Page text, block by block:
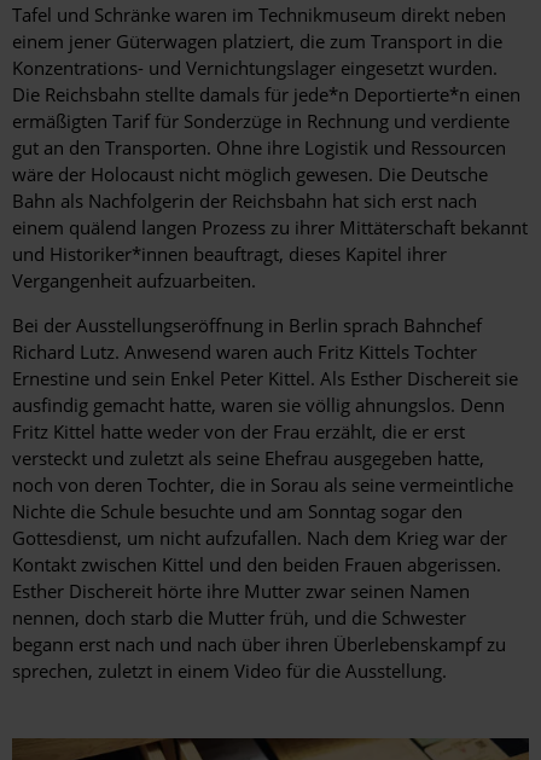
Tafel und Schränke waren im Technikmuseum direkt neben
einem jener Güterwagen platziert, die zum Transport in die
Konzentrations- und Vernichtungslager eingesetzt wurden.
Die Reichsbahn stellte damals für jede*n Deportierte*n einen
ermäßigten Tarif für Sonderzüge in Rechnung und verdiente
gut an den Transporten. Ohne ihre Logistik und Ressourcen
wäre der Holocaust nicht möglich gewesen. Die Deutsche
Bahn als Nachfolgerin der Reichsbahn hat sich erst nach
einem quälend langen Prozess zu ihrer Mittäterschaft bekannt
und Historiker*innen beauftragt, dieses Kapitel ihrer
Vergangenheit aufzuarbeiten.
Bei der Ausstellungseröffnung in ­Berlin sprach Bahnchef
Richard Lutz. Anwesend waren auch Fritz Kittels Tochter
Ernestine und sein Enkel Peter Kittel. Als Esther Dischereit sie
ausfindig gemacht hatte, waren sie völlig ahnungslos. Denn
Fritz Kittel hatte weder von der Frau erzählt, die er erst
versteckt und zuletzt als seine Ehefrau ausgegeben hatte,
noch von deren Tochter, die in Sorau als seine vermeintliche
Nichte die Schule besuchte und am Sonntag sogar den
Gottesdienst, um nicht aufzufallen. Nach dem Krieg war der
Kontakt zwischen Kittel und den beiden Frauen abgerissen.
Esther Dischereit hörte ihre Mutter zwar seinen Namen
nennen, doch starb die Mutter früh, und die Schwester
begann erst nach und nach über ihren Überlebenskampf zu
sprechen, zuletzt in einem Video für die Ausstellung.